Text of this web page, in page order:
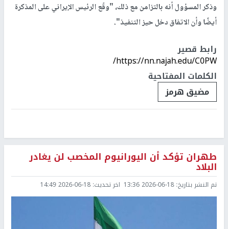
وذكر المسؤول أنه بالتزامن مع ذلك، "وقّع الرئيس الإيراني على المذكرة
أيضًا وأن الاتفاق دخل حيز التنفيذ".
رابط قصير
https://nn.najah.edu/C0PW/
الكلمات المفتاحية
مضيق هرمز
طهران تؤكد أن اليورانيوم المخصب لن يغادر
البلاد
تم النشر بتاريخ: 2026-06-18 13:36 اخر تحديث: 2026-06-18 14:49